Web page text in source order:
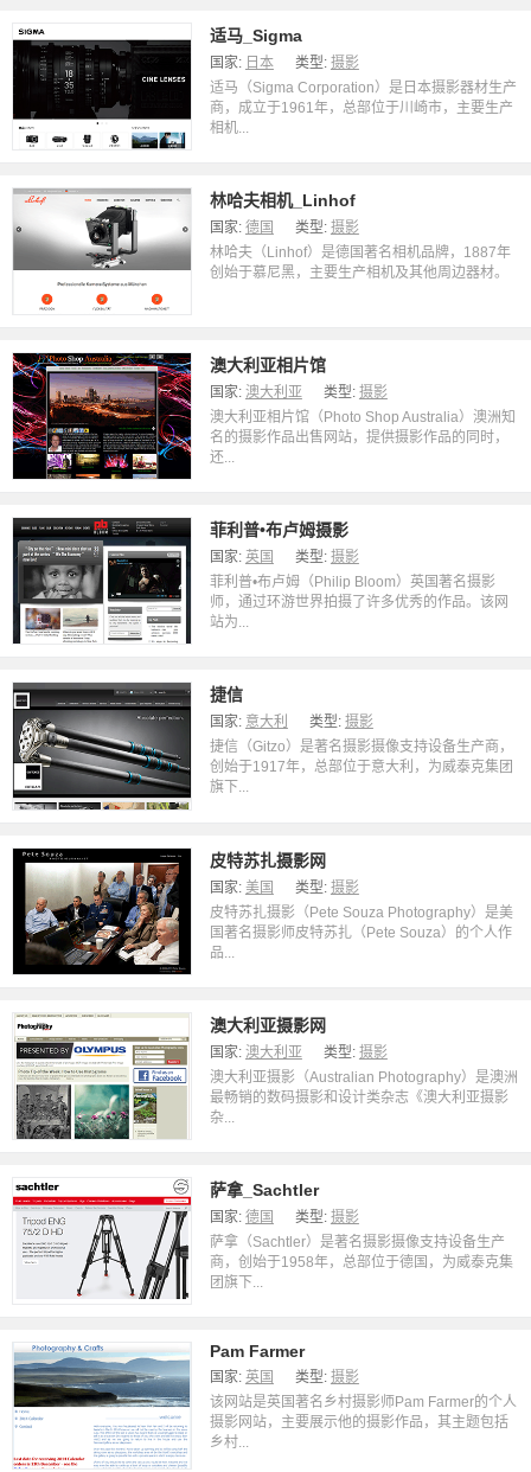
适马_Sigma
国家: 日本 类型: 摄影
适马（Sigma Corporation）是日本摄影器材生产
商，成立于1961年，总部位于川崎市，主要生产
相机...
林哈夫相机_Linhof
国家: 德国 类型: 摄影
林哈夫（Linhof）是德国著名相机品牌，1887年
创始于慕尼黑，主要生产相机及其他周边器材。
澳大利亚相片馆
国家: 澳大利亚 类型: 摄影
澳大利亚相片馆（Photo Shop Australia）澳洲知
名的摄影作品出售网站，提供摄影作品的同时，
还...
菲利普•布卢姆摄影
国家: 英国 类型: 摄影
菲利普•布卢姆（Philip Bloom）英国著名摄影
师，通过环游世界拍摄了许多优秀的作品。该网
站为...
捷信
国家: 意大利 类型: 摄影
捷信（Gitzo）是著名摄影摄像支持设备生产商，
创始于1917年，总部位于意大利，为威泰克集团
旗下...
皮特苏扎摄影网
国家: 美国 类型: 摄影
皮特苏扎摄影（Pete Souza Photography）是美
国著名摄影师皮特苏扎（Pete Souza）的个人作
品...
澳大利亚摄影网
国家: 澳大利亚 类型: 摄影
澳大利亚摄影（Australian Photography）是澳洲
最畅销的数码摄影和设计类杂志《澳大利亚摄影
杂...
萨拿_Sachtler
国家: 德国 类型: 摄影
萨拿（Sachtler）是著名摄影摄像支持设备生产
商，创始于1958年，总部位于德国，为威泰克集
团旗下...
Pam Farmer
国家: 英国 类型: 摄影
该网站是英国著名乡村摄影师Pam Farmer的个人
摄影网站，主要展示他的摄影作品，其主题包括
乡村...